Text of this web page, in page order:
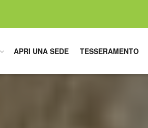
APRI UNA SEDE TESSERAMENTO